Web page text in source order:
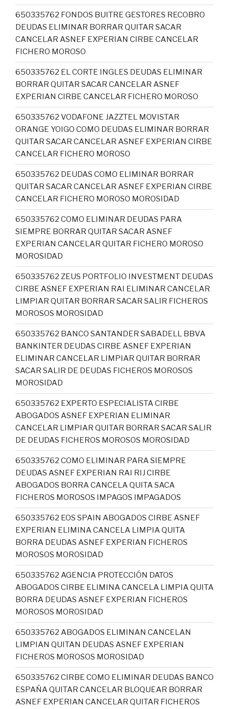
650335762 FONDOS BUITRE GESTORES RECOBRO
DEUDAS ELIMINAR BORRAR QUITAR SACAR
CANCELAR ASNEF EXPERIAN CIRBE CANCELAR
FICHERO MOROSO
650335762 EL CORTE INGLES DEUDAS ELIMINAR
BORRAR QUITAR SACAR CANCELAR ASNEF
EXPERIAN CIRBE CANCELAR FICHERO MOROSO
650335762 VODAFONE JAZZTEL MOVISTAR
ORANGE YOIGO COMO DEUDAS ELIMINAR BORRAR
QUITAR SACAR CANCELAR ASNEF EXPERIAN CIRBE
CANCELAR FICHERO MOROSO
650335762 DEUDAS COMO ELIMINAR BORRAR
QUITAR SACAR CANCELAR ASNEF EXPERIAN CIRBE
CANCELAR FICHERO MOROSO MOROSIDAD
650335762 COMO ELIMINAR DEUDAS PARA
SIEMPRE BORRAR QUITAR SACAR ASNEF
EXPERIAN CANCELAR QUITAR FICHERO MOROSO
MOROSIDAD
650335762 ZEUS PORTFOLIO INVESTMENT DEUDAS
CIRBE ASNEF EXPERIAN RAI ELIMINAR CANCELAR
LIMPIAR QUITAR BORRAR SACAR SALIR FICHEROS
MOROSOS MOROSIDAD
650335762 BANCO SANTANDER SABADELL BBVA
BANKINTER DEUDAS CIRBE ASNEF EXPERIAN
ELIMINAR CANCELAR LIMPIAR QUITAR BORRAR
SACAR SALIR DE DEUDAS FICHEROS MOROSOS
MOROSIDAD
650335762 EXPERTO ESPECIALISTA CIRBE
ABOGADOS ASNEF EXPERIAN ELIMINAR
CANCELAR LIMPIAR QUITAR BORRAR SACAR SALIR
DE DEUDAS FICHEROS MOROSOS MOROSIDAD
650335762 COMO ELIMINAR PARA SIEMPRE
DEUDAS ASNEF EXPERIAN RAI RIJ CIRBE
ABOGADOS BORRA CANCELA QUITA SACA
FICHEROS MOROSOS IMPAGOS IMPAGADOS
650335762 EOS SPAIN ABOGADOS CIRBE ASNEF
EXPERIAN ELIMINA CANCELA LIMPIA QUITA
BORRA DEUDAS ASNEF EXPERIAN FICHEROS
MOROSOS MOROSIDAD
650335762 AGENCIA PROTECCIÓN DATOS
ABOGADOS CIRBE ELIMINA CANCELA LIMPIA QUITA
BORRA DEUDAS ASNEF EXPERIAN FICHEROS
MOROSOS MOROSIDAD
650335762 ABOGADOS ELIMINAN CANCELAN
LIMPIAN QUITAN DEUDAS ASNEF EXPERIAN
FICHEROS MOROSOS MOROSIDAD
650335762 CIRBE COMO ELIMINAR DEUDAS BANCO
ESPAÑA QUITAR CANCELAR BLOQUEAR BORRAR
ASNEF EXPERIAN CANCELAR QUITAR FICHEROS